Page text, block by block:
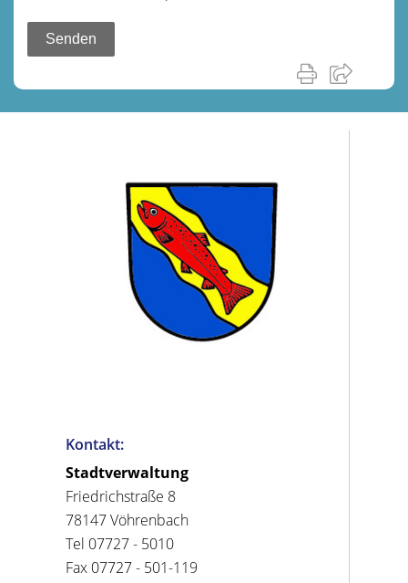
Kontakt:
Stadtverwaltung
Friedrichstraße 8
78147 Vöhrenbach
Tel 07727 - 5010
Fax 07727 - 501-119